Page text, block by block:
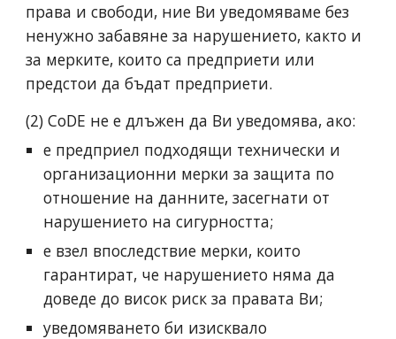
права и свободи, ние Ви уведомяваме без
ненужно забавяне за нарушението, както и
за мерките, които са предприети или
предстои да бъдат предприети.
(2) CoDE не е длъжен да Ви уведомява, ако:
е предприел подходящи технически и
организационни мерки за защита по
отношение на данните, засегнати от
нарушението на сигурността;
е взел впоследствие мерки, които
гарантират, че нарушението няма да
доведе до висок риск за правата Ви;
уведомяването би изисквало